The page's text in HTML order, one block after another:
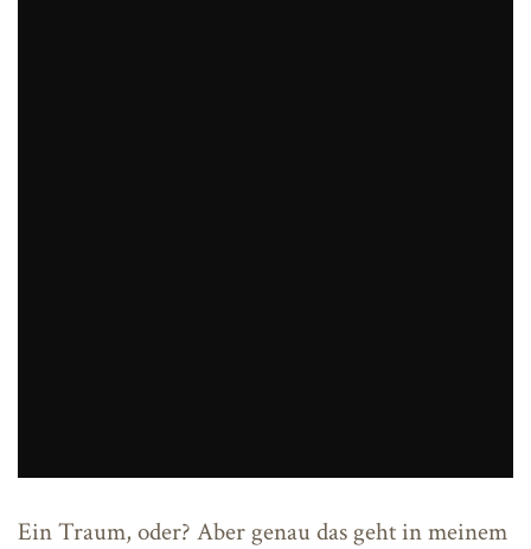
Ein Traum, oder? Aber genau das geht in meinem